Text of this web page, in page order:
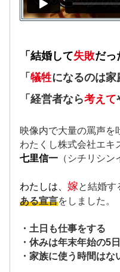
「結婚して失敗だっ
「 犠牲になるのは家
「経営者なら考えて
映像内で大量の罵声を
わたくし株式会社エキ
七里信一 （シチリシン
わたしは、 嫁と結婚す
ある宣言をしました。
・土日も仕事をする
・休みは年末年始の5
・家族に使う時間はな